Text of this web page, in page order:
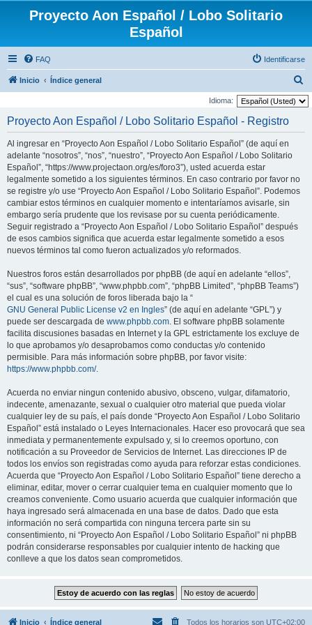
Proyecto Aon Español / Lobo Solitario
Español
FAQ Identificarse
Inicio Índice general
u
Idioma:
Proyecto Aon Español / Lobo Solitario Español - Registro
Al ingresar en “Proyecto Aon Español / Lobo Solitario Español” (de aquí en
adelante “nosotros”, “nos”, “nuestro”, “Proyecto Aon Español / Lobo Solitario
Español”, “https://www.projectaon.org/es/foro3”), usted acuerda estar
legalmente sometido a los siguientes términos. En caso contrario por favor no
se registre y/o use “Proyecto Aon Español / Lobo Solitario Español”. Podemos
cambiar estos términos en cualquier momento e intentaríamos avisarle, sin
embargo sería prudente que los revisase por su cuenta periódicamente.
Seguir registrado a “Proyecto Aon Español / Lobo Solitario Español” después
de esos cambios significa que acuerda estar legalmente sometido a esos
nuevos términos tal como fueron actualizados y/o reformados.
Nuestros foros están desarrollados por phpBB (de aquí en adelante “ellos”,
“sus”, “software phpBB”, “www.phpbb.com”, “phpBB Limited”, “phpBB Teams”)
el cual es una solución de foros liberada bajo la “
GNU General Public License v2 en Ingles” (de aquí en adelante “GPL”) y
puede ser descargada de www.phpbb.com. El software phpBB solamente
facilita discusiones basadas en Internet y la GPL estrictamente los excluye de
lo que aprobamos y/o desaprobamos como conductas y/o contenido
permisible. Para más información sobre phpBB, por favor visite:
https://www.phpbb.com/.
Acuerda no enviar ningun contenido abusivo, obsceno, vulgar, difamatorio,
indecente, amenazante, sexual o cualquier otro material que pueda violar
cualquier ley de su país, el país donde “Proyecto Aon Español / Lobo Solitario
Español” está instalado o Leyes Internacionales. Hacer eso provocará que sea
inmediata y permanentemente expulsado y, si lo creemos oportuno, con
notificación a su Proveedor de Servicios de Internet. Las direcciones IP de
todos los envíos son registradas como ayuda para reforzar estas condiciones.
Acuerda que “Proyecto Aon Español / Lobo Solitario Español” tiene derecho a
eliminar, editar, mover o cerrar cualquier tema en cualquier momento que lo
creamos conveniente. Como usuario acuerda que cualquier información que
haya ingresado será almacenada en una base de datos. Dado que esta
información no será compartida con ninguna tercera parte sin su
consentimiento, ni “Proyecto Aon Español / Lobo Solitario Español” ni phpBB
podrán considerarse responsables por cualquier intento de hacking que
conlleve a que los datos sean comprometidos.
Inicio Índice general Todos los horarios son UTC+02:00